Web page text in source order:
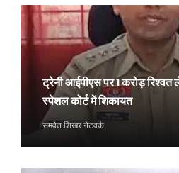
ट्रेनी आईपीएस पर 1 करोड़
स्पेशल कोर्ट में शिकायत
समवेत शिखर नेटवर्क